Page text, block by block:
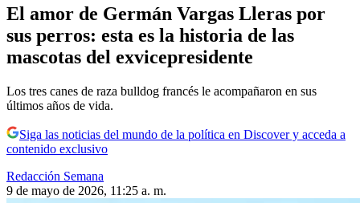
El amor de Germán Vargas Lleras por
sus perros: esta es la historia de las
mascotas del exvicepresidente
Los tres canes de raza bulldog francés le acompañaron en sus
últimos años de vida.
Siga las noticias del mundo de la política en Discover y acceda a
contenido exclusivo
Redacción Semana
9 de mayo de 2026, 11:25 a. m.